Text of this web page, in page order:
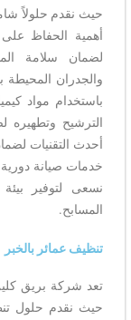
حيث نقدم حلولاً
أهمية الحفاظ على
لضمان سلامة
والجدران المحيطة
باستخدام مواد
الترشيح وتطهيره
أحدث التقنيات
خدمات صيانة دورية
نسعى لتوفير بيئة
المسابح.
تنظيف عمائر بالخبر
تعد شركة بريق
حيث نقدم حلول